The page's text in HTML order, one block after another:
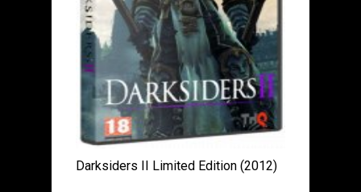
Darksiders II Limited Edition (2012)